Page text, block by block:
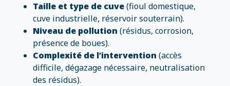
Taille et type de cuve(fioul domestique,
cuve industrielle, réservoir souterrain).
Niveau de pollution (résidus, corrosion,
présence de boues).
Complexité de l’intervention (accès
difficile, dégazage nécessaire, neutralisation
des résidus).